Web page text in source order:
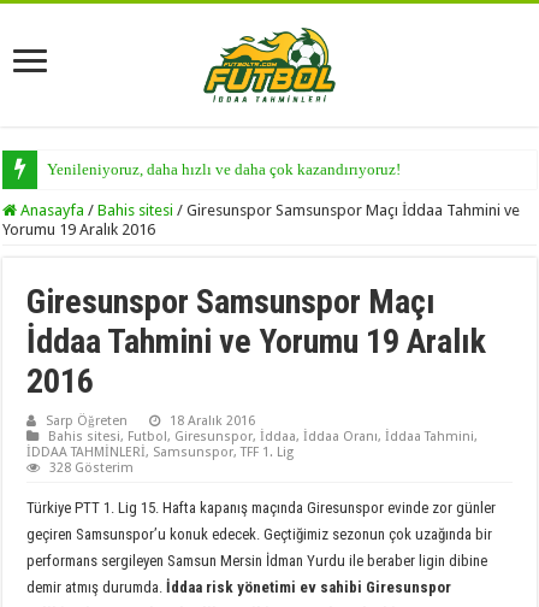
Yenileniyoruz, daha hızlı ve daha çok kazandırıyoruz!
Anasayfa / Bahis sitesi / Giresunspor Samsunspor Maçı İddaa Tahmini ve
Yorumu 19 Aralık 2016
Giresunspor Samsunspor Maçı
İddaa Tahmini ve Yorumu 19 Aralık
2016
Sarp Öğreten
18 Aralık 2016
Bahis sitesi, Futbol, Giresunspor,İddaa,İddaa Oranı,İddaa Tahmini,
İDDAA TAHMİNLERİ, Samsunspor,TFF 1. Lig
328 Gösterim
Türkiye PTT 1. Lig 15. Hafta kapanış maçında Giresunspor evinde zor günler
geçiren Samsunspor’u konuk edecek. Geçtiğimiz sezonun çok uzağında bir
performans sergileyen Samsun Mersin İdman Yurdu ile beraber ligin dibine
demir atmış durumda.İddaa risk yönetimi ev sahibi Giresunspor